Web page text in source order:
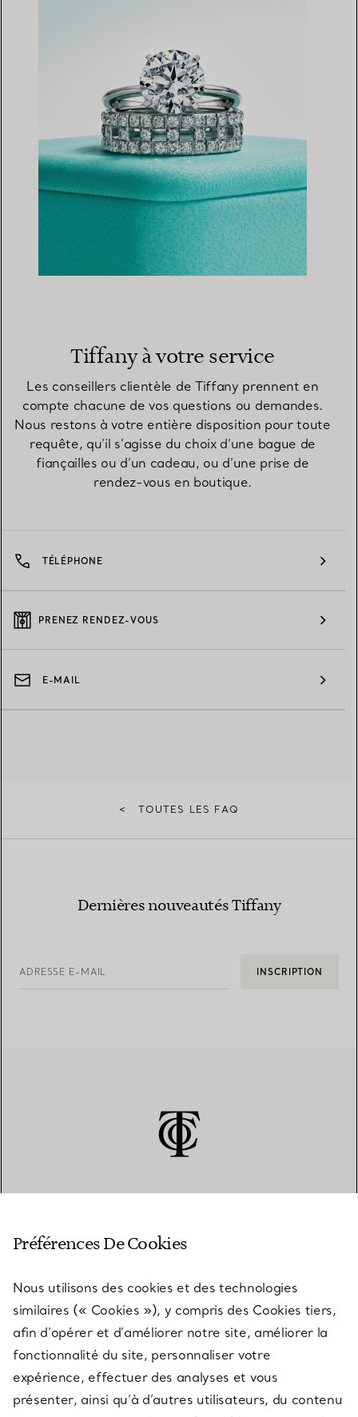
Tiffany à votre service
Les conseillers clientèle de Tiffany prennent en
compte chacune de vos questions ou demandes.
Nous restons à votre entière disposition pour toute
requête, qu’il s’agisse du choix d’une bague de
fiançailles ou d’un cadeau, ou d’une prise de
rendez-vous en boutique.
TÉLÉPHONE
PRENEZ RENDEZ-VOUS
E-MAIL
< TOUTES LES FAQ
Dernières nouveautés Tiffany
ADRESSE E-MAIL INSCRIPTION
SERVICES
À PROPOS
Préférences De Cookies
Nous utilisons des cookies et des technologies
similaires (« Cookies »), y compris des Cookies tiers,
afin d’opérer et d’améliorer notre site, améliorer la
fonctionnalité du site, personnaliser votre
expérience, effectuer des analyses et vous
présenter, ainsi qu’à d’autres utilisateurs, du contenu